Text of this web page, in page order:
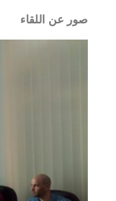
صور عن اللقاء